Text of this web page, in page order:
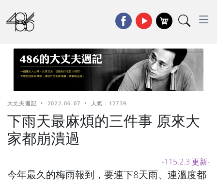
大丈夫週記 • 2022-06-07 • 人氣 : 12739
下雨天最麻煩的三件事 原來大
家都崩潰過
-115.2.3 更新-
今年最久的梅雨報到，要連下8天雨、連溫度都